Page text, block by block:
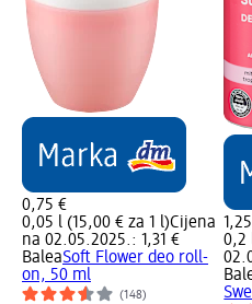
0,75 €
0,05 l (15,00 € za 1 l)Cijena
na 02.05.2025.: 1,31 €
BaleaSoft Flower deo roll-
on, 50 ml
(148)
0,2